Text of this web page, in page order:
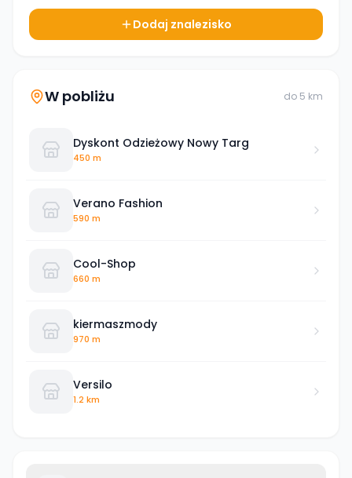
Dodaj znalezisko
W pobliżu do 5 km
Dyskont Odzieżowy Nowy Targ
450 m
Verano Fashion
590 m
Cool-Shop
660 m
kiermaszmody
970 m
Versilo
1.2 km